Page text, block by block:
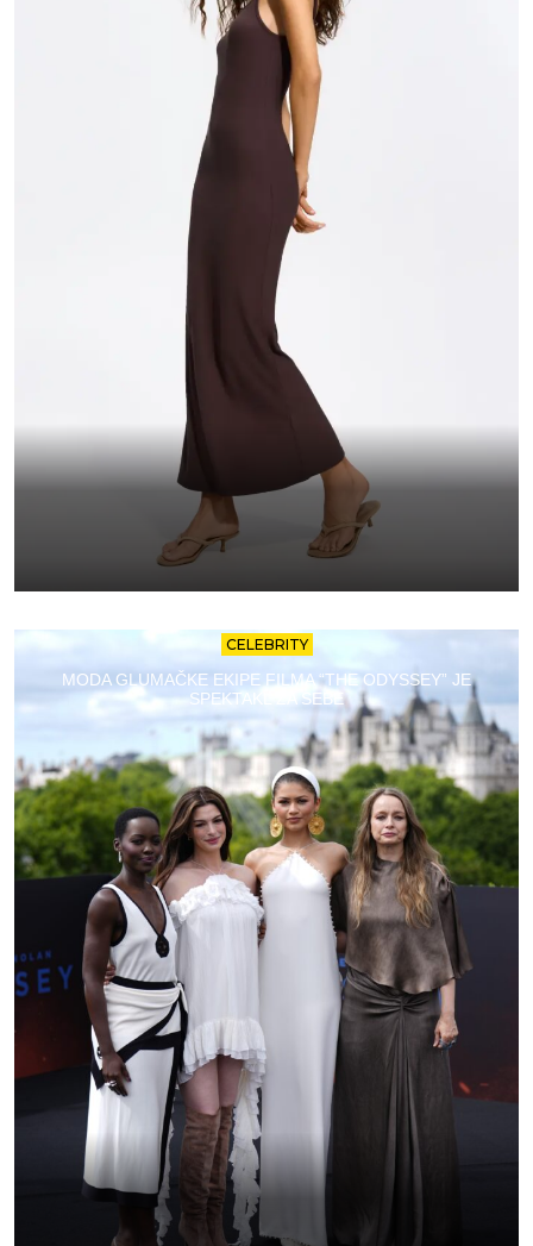
CELEBRITY
MODA GLUMAČKE EKIPE FILMA “THE ODYSSEY” JE
SPEKTAKL ZA SEBE